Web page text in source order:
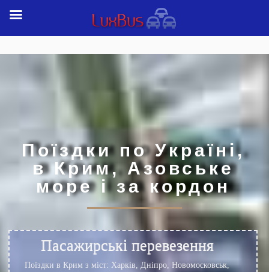
Поїздки по Україні,
в Крим, Азовське
море і за кордон
Пасажирські перевезення
Поїздки в Крим з міст: Харків, Дніпро, Новомосковськ,